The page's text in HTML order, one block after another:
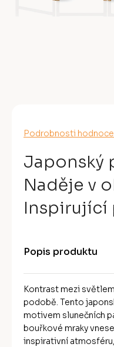
Průměrné
produktu
je
0,0
z
5
hvězdiček.
Podrobnosti
Japonský
Naděje v
Inspirující
Popis produktu
Kontrast mezi
podobě. Tento
motivem slunečních
bouřkové mraky
inspirativní atmosféru,